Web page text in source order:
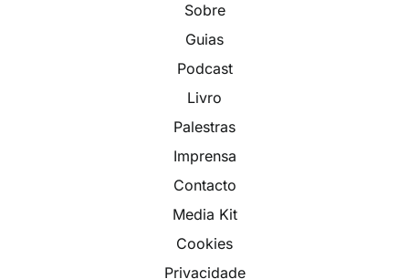
Sobre
Guias
Podcast
Livro
Palestras
Imprensa
Contacto
Media Kit
Cookies
Privacidade